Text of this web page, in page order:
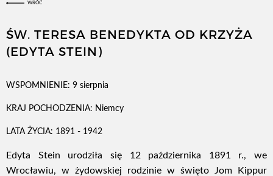
WRÓĆ
ŚW. TERESA BENEDYKTA OD KRZYŻA
(EDYTA STEIN)
WSPOMNIENIE: 9 sierpnia
KRAJ POCHODZENIA: Niemcy
LATA ŻYCIA: 1891 - 1942
Edyta Stein urodziła się 12 października 1891 r., we
Wrocławiu, w żydowskiej rodzinie w święto Jom Kippur